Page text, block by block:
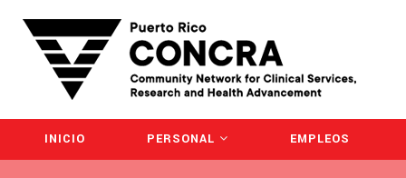
INICIO PERSONAL EMPLEOS